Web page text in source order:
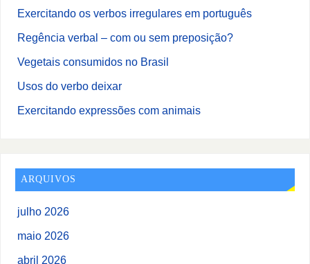
Exercitando os verbos irregulares em português
Regência verbal – com ou sem preposição?
Vegetais consumidos no Brasil
Usos do verbo deixar
Exercitando expressões com animais
ARQUIVOS
julho 2026
maio 2026
abril 2026